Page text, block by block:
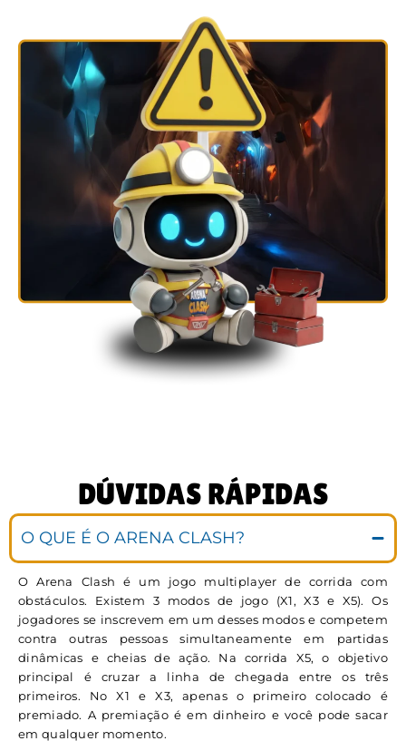
DÚVIDAS RÁPIDAS
O QUE É O ARENA CLASH?
O Arena Clash é um jogo multiplayer de corrida com
obstáculos. Existem 3 modos de jogo (X1, X3 e X5). Os
jogadores se inscrevem em um desses modos e competem
contra outras pessoas simultaneamente em partidas
dinâmicas e cheias de ação. Na corrida X5, o objetivo
principal é cruzar a linha de chegada entre os três
primeiros. No X1 e X3, apenas o primeiro colocado é
premiado. A premiação é em dinheiro e você pode sacar
em qualquer momento.